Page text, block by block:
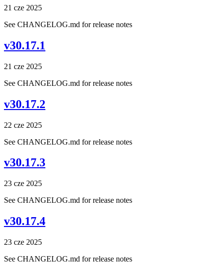
21 cze 2025
See CHANGELOG.md for release notes
v30.17.1
21 cze 2025
See CHANGELOG.md for release notes
v30.17.2
22 cze 2025
See CHANGELOG.md for release notes
v30.17.3
23 cze 2025
See CHANGELOG.md for release notes
v30.17.4
23 cze 2025
See CHANGELOG.md for release notes